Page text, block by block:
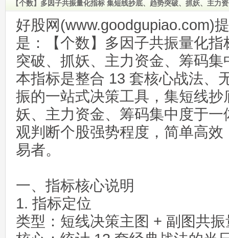
【个数】多因子共振量化指标 集短线抄底、趋势突破、抓妖、主力
好股网(www.goodgupiao.com)
是：【个数】多因子共振量化
突破、抓妖、主力资金、筹码集
本指标是整合 13 套核心战法、
振的一站式决策工具，集短线
妖、主力资金、筹码集中度于
观判断个股强势程度，简单高
易者。
一、指标核心说明
1. 指标定位
类型：短线决策主图 + 副图共